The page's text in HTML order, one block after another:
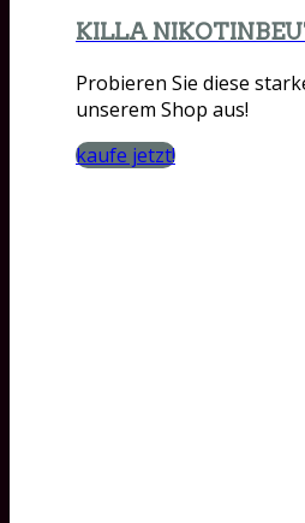
KILLA
Probieren Sie diese
unserem Shop aus!
kaufe jetzt!